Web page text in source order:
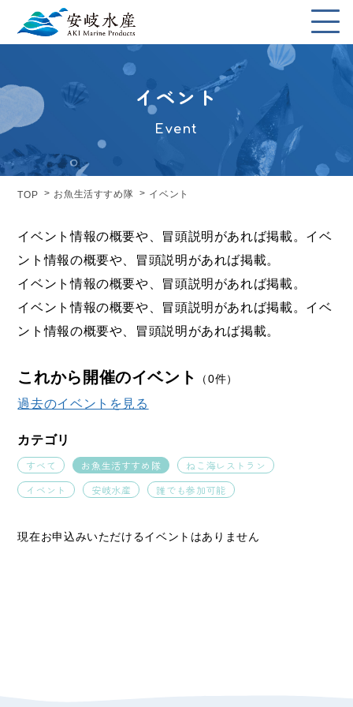
イベント
Event
TOP お魚生活すすめ隊 イベント
イベント情報の概要や、冒頭説明があれば掲載。イベ
ント情報の概要や、冒頭説明があれば掲載。
イベント情報の概要や、冒頭説明があれば掲載。
イベント情報の概要や、冒頭説明があれば掲載。イベ
ント情報の概要や、冒頭説明があれば掲載。
これから開催のイベント （0件）
過去のイベントを見る
カテゴリ
すべて
お魚生活すすめ隊
ねこ海レストラン
イベント
安岐水産 誰でも参加可能
現在お申込みいただけるイベントはありません